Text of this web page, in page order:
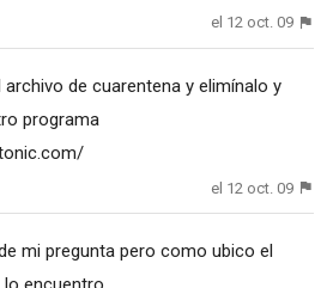
el 12 oct. 09
de cuarentena y elimínalo y
programa
/
el 12 oct. 09
mi pregunta pero como ubico el